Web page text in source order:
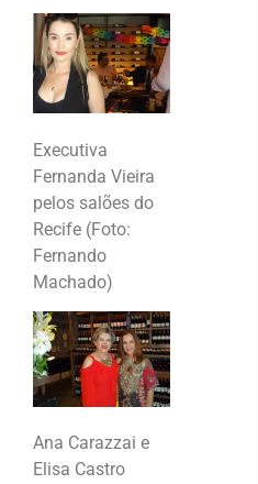
Executiva
Fernanda Vieira
pelos salões do
Recife (Foto:
Fernando
Machado)
Ana Carazzai e
Elisa Castro